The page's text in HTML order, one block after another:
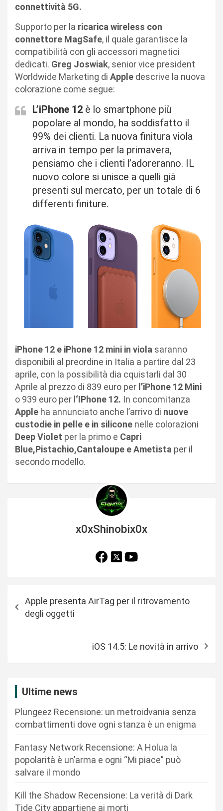
connettività 5G.
Supporto per la ricarica wireless con
connettore MagSafe, il quale garantisce la
compatibilità con gli accessori magnetici
dedicati. Greg Joswiak, senior vice president
Worldwide Marketing di Apple descrive la nuova
colorazione come segue:
L’iPhone 12 è lo smartphone più
popolare al mondo, ha soddisfatto il
99% dei clienti. La nuova finitura viola
arriva in tempo per la primavera,
pensiamo che i clienti l’adoreranno. IL
nuovo colore si unisce a quelli già
presenti sul mercato, per un totale di 6
differenti finiture.
iPhone 12 e iPhone 12 mini in viola saranno
disponibili al preordine in Italia a partire dal 23
aprile, con la possibilità dia cquistarli dal 30
Aprile al prezzo di 839 euro per l’iPhone 12 Mini
o 939 euro per l ‘IPhone 12. In concomitanza
Apple ha annunciato anche l’arrivo di nuove
custodie in pelle e in silicone nelle colorazioni
Deep Violet per la primo e Capri
Blue,Pistachio,Cantaloupe e Ametista per il
secondo modello.
x0xShinobix0x
Apple presenta AirTag per il ritrovamento
degli oggetti
iOS 14.5: Le novità in arrivo
Ultime news
Plungeez Recensione: un metroidvania senza
combattimenti dove ogni stanza è un enigma
Fantasy Network Recensione: A Holua la
popolarità è un’arma e ogni “Mi piace” può
salvare il mondo
Kill the Shadow Recensione: La verità di Dark
Tide City appartiene ai morti